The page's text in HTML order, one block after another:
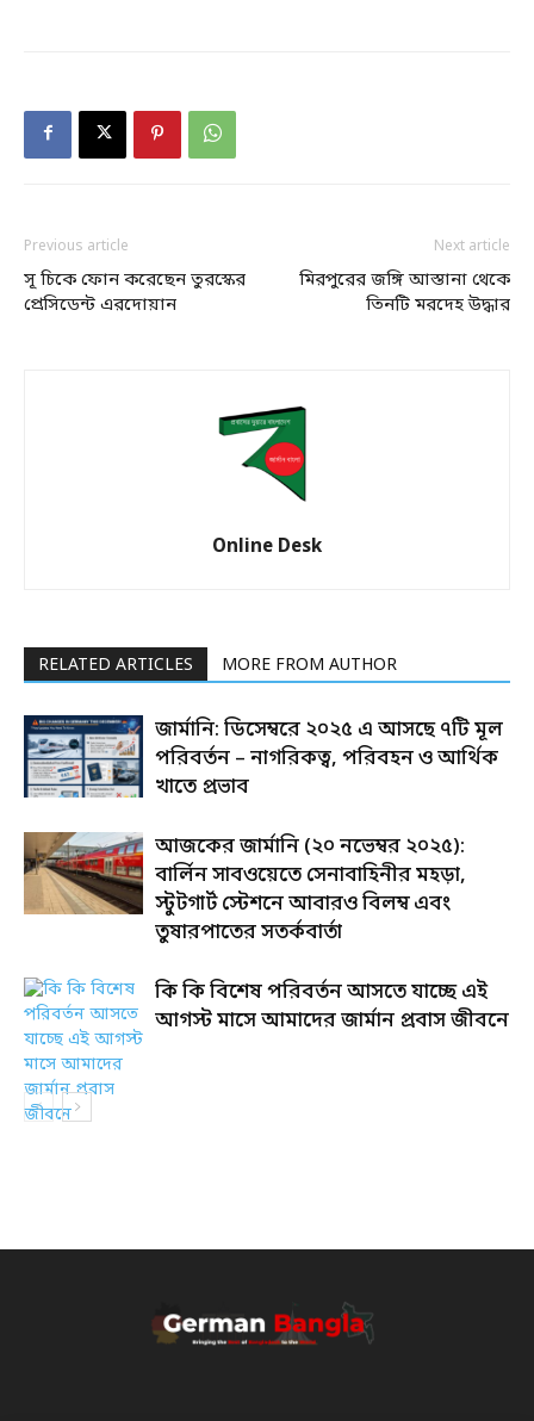
Previous article
সূ চিকে ফোন করেছেন তুরস্কের
প্রেসিডেন্ট এরদোয়ান
Next article
মিরপুরের জঙ্গি আস্তানা থেকে
তিনটি মরদেহ উদ্ধার
Online Desk
RELATED ARTICLES MORE FROM AUTHOR
জার্মানি: ডিসেম্বরে ২০২৫ এ আসছে ৭টি মূল
পরিবর্তন – নাগরিকত্ব, পরিবহন ও আর্থিক
খাতে প্রভাব
আজকের জার্মানি (২০ নভেম্বর ২০২৫):
বার্লিন সাবওয়েতে সেনাবাহিনীর মহড়া,
স্টুটগার্ট স্টেশনে আবারও বিলম্ব এবং
তুষারপাতের সতর্কবার্তা
কি কি বিশেষ পরিবর্তন আসতে যাচ্ছে এই
আগস্ট মাসে আমাদের জার্মান প্রবাস জীবনে